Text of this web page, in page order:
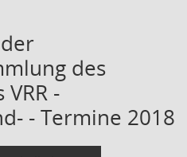
des
-
- Termine 2018